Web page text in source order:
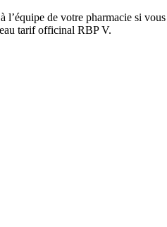
l’équipe de votre pharmacie si vous
tarif officinal RBP V.